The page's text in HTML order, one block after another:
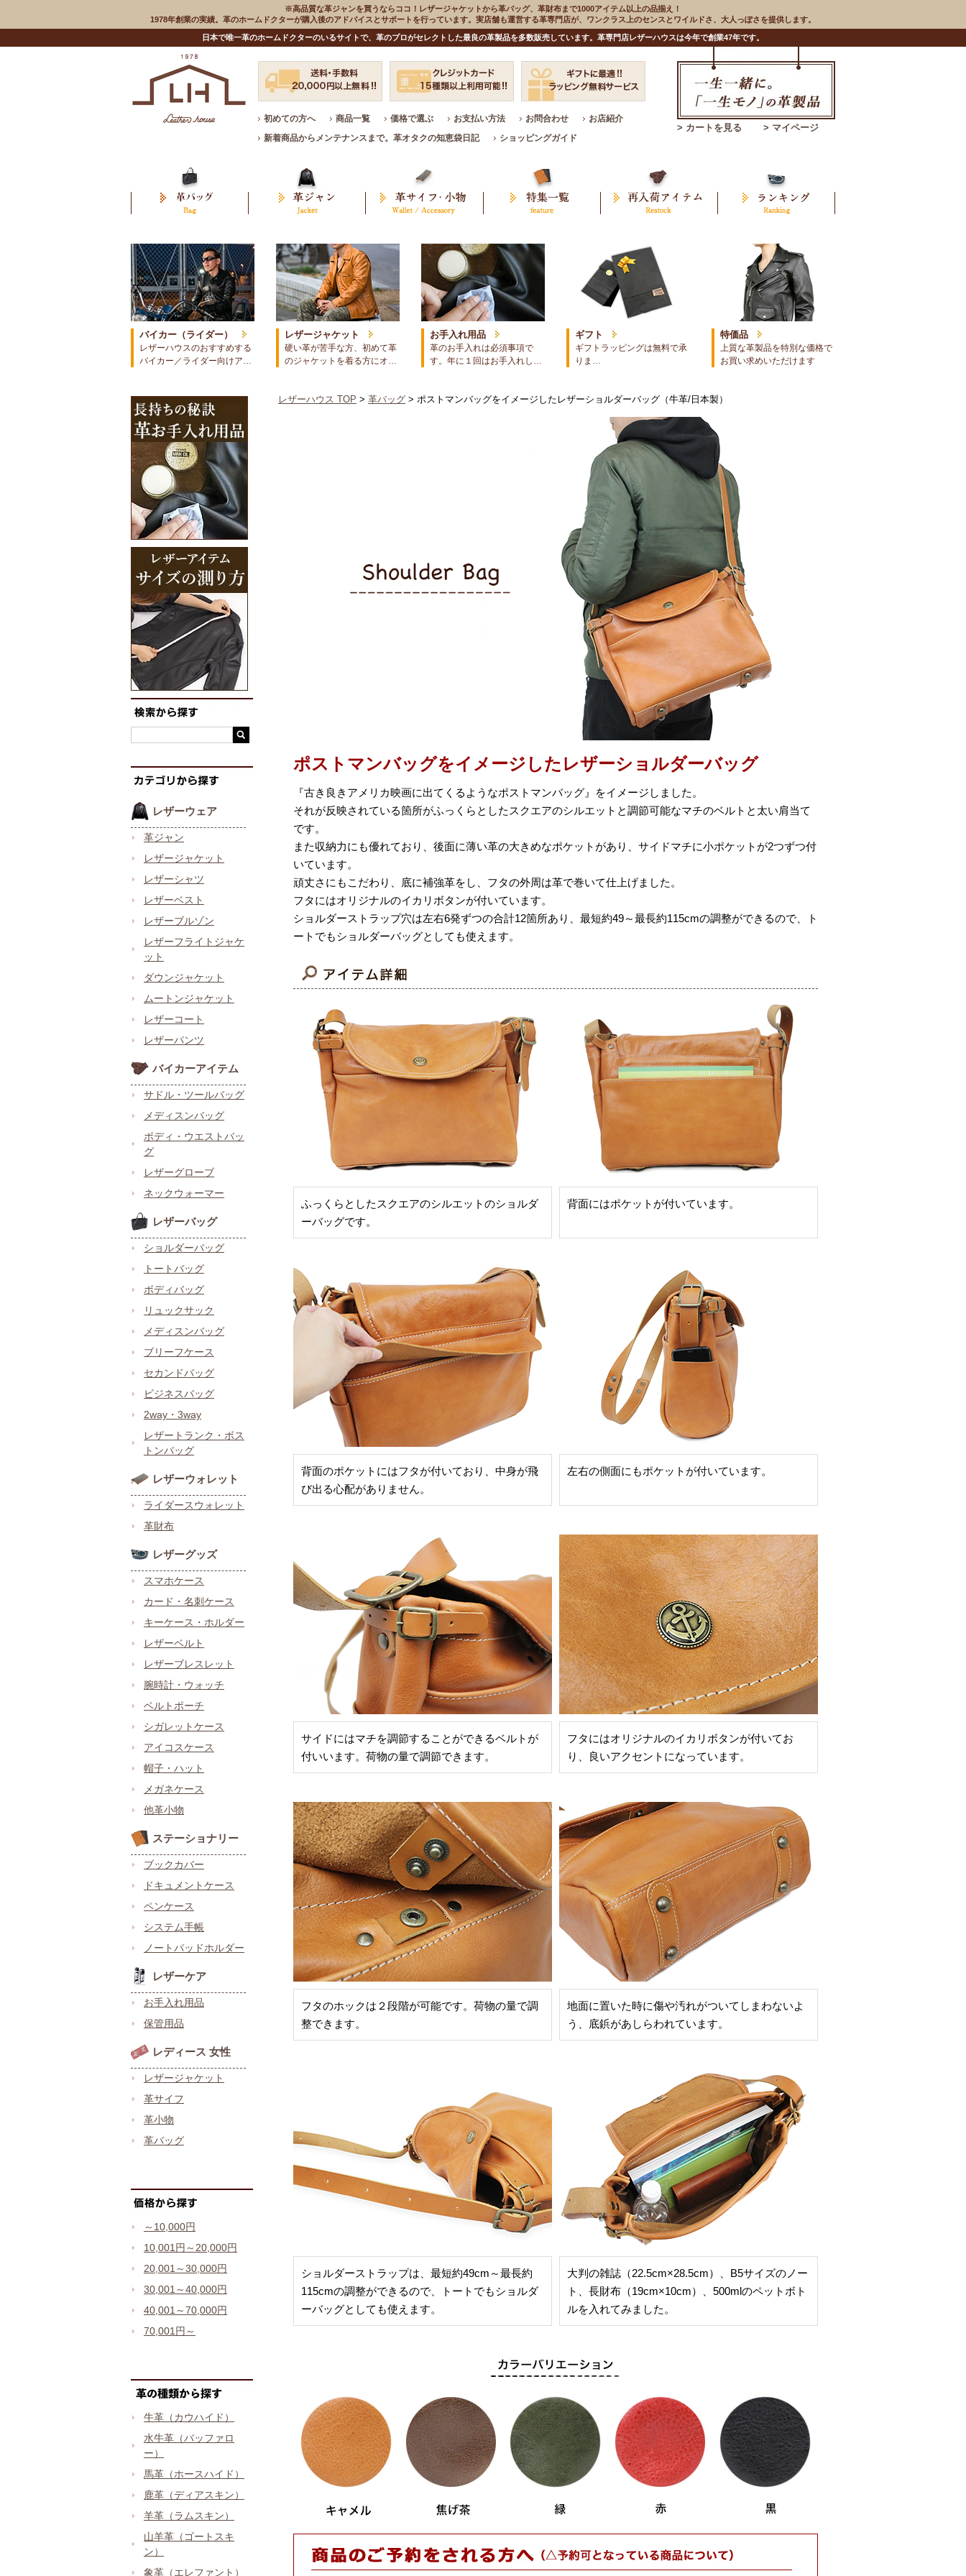
※高品質な革ジャンを買うならココ！レザージャケットから革バッグ、革財布まで1000アイテム以上の品揃え！
1978年創業の実績。革のホームドクターが購入後のアドバイスとサポートを行っています。実店舗も運営する革専門店が、ワンクラス上のセンスとワイルドさ、大人っぽさを提供します。
日本で唯一革のホームドクターのいるサイトで、革のプロがセレクトした最良の革製品を多数販売しています。革専門店レザーハウスは今年で創業47年です。
初めての方へ 商品一覧 価格で選ぶ お支払い方法 お問合わせ
お店紹介
新着商品からメンテナンスまで。革オタクの知恵袋日記
ショッピングガイド
> カートを見る > マイページ
バイカー（ライダー）
レザーハウスのおすすめする
バイカー／ライダー向けア…
レザージャケット
硬い革が苦手な方、初めて革
のジャケットを着る方にオ…
お手入れ用品
革のお手入れは必須事項で
す。年に１回はお手入れし…
ギフト
ギフトラッピングは無料で承
りま…
特価品
上質な革製品を特別な価格で
お買い求めいただけます
レザーウェア
革ジャン
レザージャケット
レザーシャツ
レザーベスト
レザーブルゾン
レザーフライトジャケ
ット
ダウンジャケット
ムートンジャケット
レザーコート
レザーパンツ
バイカーアイテム
サドル・ツールバッグ
メディスンバッグ
ボディ・ウエストバッ
グ
レザーグローブ
ネックウォーマー
レザーバッグ
ショルダーバッグ
トートバッグ
ボディバッグ
リュックサック
メディスンバッグ
ブリーフケース
セカンドバッグ
ビジネスバッグ
2way・3way
レザートランク・ボス
トンバッグ
レザーウォレット
ライダースウォレット
革財布
レザーグッズ
スマホケース
カード・名刺ケース
キーケース・ホルダー
レザーベルト
レザーブレスレット
腕時計・ウォッチ
ベルトポーチ
シガレットケース
アイコスケース
帽子・ハット
メガネケース
他革小物
ステーショナリー
ブックカバー
ドキュメントケース
ペンケース
システム手帳
ノートパッドホルダー
レザーケア
お手入れ用品
保管用品
レディース 女性
レザージャケット
革サイフ
革小物
革バッグ
～10,000円
10,001円～20,000円
20,001～30,000円
30,001～40,000円
40,001～70,000円
70,001円～
牛革（カウハイド）
水牛革（バッファロ
ー）
馬革（ホースハイド）
鹿革（ディアスキン）
羊革（ラムスキン）
山羊革（ゴートスキ
ン）
象革（エレファント）
レザーハウス TOP > 革バッグ > ポストマンバッグをイメージしたレザーショルダーバッグ（牛革/日本製）
ポストマンバッグをイメージしたレザーショルダーバッグ
『古き良きアメリカ映画に出てくるようなポストマンバッグ』をイメージしました。
それが反映されている箇所がふっくらとしたスクエアのシルエットと調節可能なマチのベルトと太い肩当て
です。
また収納力にも優れており、後面に薄い革の大きめなポケットがあり、サイドマチに小ポケットが2つずつ付
いています。
頑丈さにもこだわり、底に補強革をし、フタの外周は革で巻いて仕上げました。
フタにはオリジナルのイカリボタンが付いています。
ショルダーストラップ穴は左右6発ずつの合計12箇所あり、最短約49～最長約115cmの調整ができるので、ト
ートでもショルダーバッグとしても使えます。
ふっくらとしたスクエアのシルエットのショルダ
ーバッグです。
背面にはポケットが付いています。
背面のポケットにはフタが付いており、中身が飛
び出る心配がありません。
左右の側面にもポケットが付いています。
サイドにはマチを調節することができるベルトが
付いいます。荷物の量で調節できます。
フタにはオリジナルのイカリボタンが付いてお
り、良いアクセントになっています。
フタのホックは２段階が可能です。荷物の量で調
整できます。
地面に置いた時に傷や汚れがついてしまわないよ
う、底鋲があしらわれています。
ショルダーストラップは、最短約49cm～最長約
115cmの調整ができるので、トートでもショルダ
ーバッグとしても使えます。
大判の雑誌（22.5cm×28.5cm）、B5サイズのノー
ト、長財布（19cm×10cm）、500mlのペットボト
ルを入れてみました。